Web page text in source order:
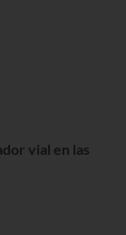
vial en las